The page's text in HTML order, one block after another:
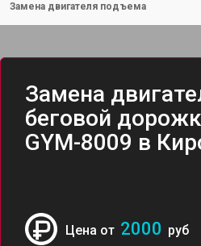
Замена двигателя подъема
Замена
беговой
GYM-8009 в
Цена от 2000 руб